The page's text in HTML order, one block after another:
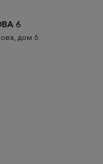
6
дом 6